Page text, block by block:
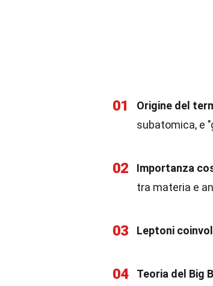
01 Origine del
subatomica, e
02 Importanza
tra materia e
03 Leptoni
04 Teoria del Big